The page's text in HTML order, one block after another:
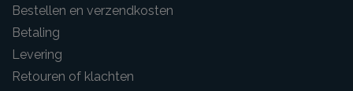
Bestellen en verzendkosten
Betaling
Levering
Retouren of klachten